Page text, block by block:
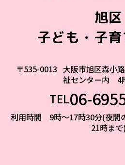
旭区
子ども・子
〒535-0013 大阪市旭区森小
祉センター内 4
TEL06-
利用時間 9時～17時30分(夜間
21時まで)